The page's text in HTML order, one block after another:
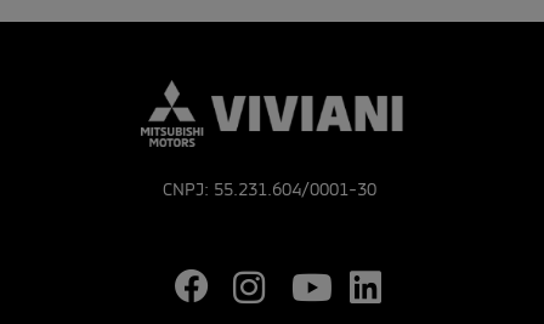
CNPJ: 55.231.604/0001-30